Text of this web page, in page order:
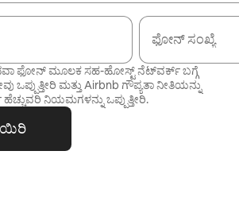
ಫೋನ್ ಸಂಖ್ಯೆ
ಫೋನ್ ಮೂಲಕ ಸಹ-ಹೋಸ್ಟ್ ನೆಟ್‌ವರ್ಕ್ ಬಗ್ಗೆ
ಒಪ್ಪುತ್ತೀರಿ ಮತ್ತು Airbnb ಗೌಪ್ಯತಾ ನೀತಿಯನ್ನು
ನಿಯಮಗಳನ್ನುಒಪ್ಪುತ್ತೀರಿ.